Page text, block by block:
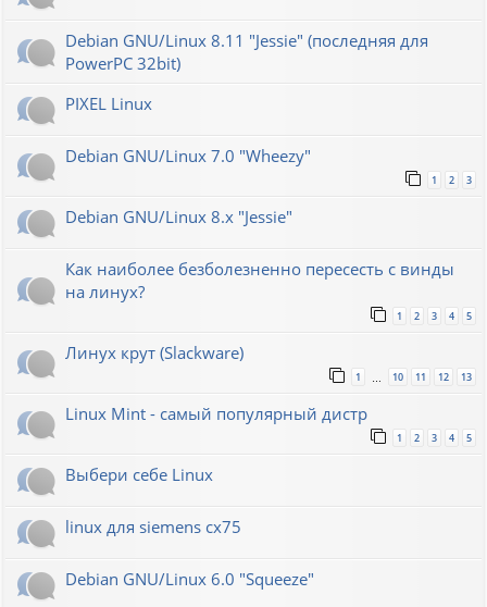
Debian GNU/Linux 8.11 "Jessie" (последняя для
PowerPC 32bit)
PIXEL Linux
Debian GNU/Linux 7.0 "Wheezy"
1 2 3
Debian GNU/Linux 8.x "Jessie"
Как наиболее безболезненно пересесть с винды
на линух?
1 2 3 4 5
Линух крут (Slackware)
1 … 10 11 12 13
Linux Mint - самый популярный дистр
1 2 3 4 5
Выбери себе Linux
linux для siemens cx75
Debian GNU/Linux 6.0 "Squeeze"